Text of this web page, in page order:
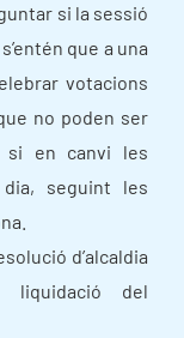
si la sessió
que a una
votacions
no poden ser
si en canvi les
seguint les
d’alcaldia
liquidació del